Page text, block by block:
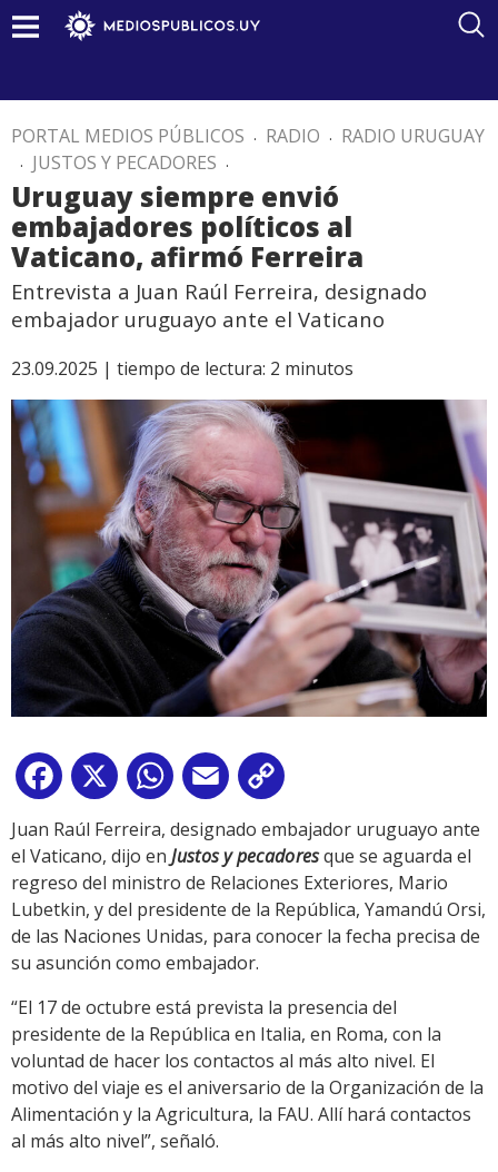
PORTAL MEDIOS PÚBLICOS . RADIO . RADIO URUGUAY
. JUSTOS Y PECADORES .
Uruguay siempre envió
embajadores políticos al
Vaticano, afirmó Ferreira
Entrevista a Juan Raúl Ferreira, designado
embajador uruguayo ante el Vaticano
23.09.2025 | tiempo de lectura: 2 minutos
Facebook
X WhatsApp
Email
Link
Juan Raúl Ferreira, designado embajador uruguayo ante
el Vaticano, dijo en Justosy pecadoresque se aguarda el
regreso del ministro de Relaciones Exteriores, Mario
Lubetkin, y del presidente de la República, Yamandú Orsi,
de las Naciones Unidas, para conocer la fecha precisa de
su asunción como embajador.
“El 17 de octubre está prevista la presencia del
presidente de la República en Italia, en Roma, con la
voluntad de hacer los contactos al más alto nivel. El
motivo del viaje es el aniversario de la Organización de la
Alimentación y la Agricultura, la FAU. Allí hará contactos
al más alto nivel”, señaló.